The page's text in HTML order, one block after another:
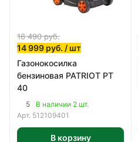
16 490руб.
14 999 руб. / шт
Газонокосилка
бензиновая PATRIOT PT
40
5
В наличии 2 шт.
Арт. 512109401
В корзину